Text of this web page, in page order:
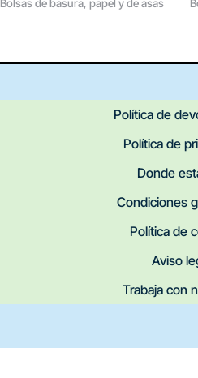
Bolsas de basura, papel y de asas
Política de
Política de
Donde
Condiciones
Política de
Aviso
Trabaja con